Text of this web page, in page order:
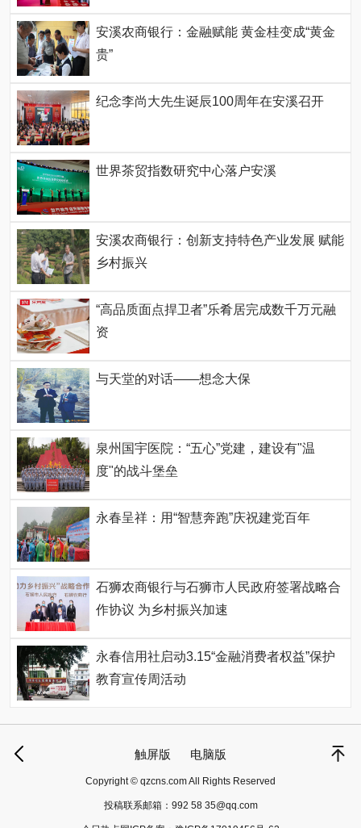
安溪农商银行：金融赋能 黄金桂变成“黄金
贵”
纪念李尚大先生诞辰100周年在安溪召开
世界茶贸指数研究中心落户安溪
安溪农商银行：创新支持特色产业发展 赋能
乡村振兴
“高品质面点捍卫者”乐肴居完成数千万元融
资
与天堂的对话——想念大保
泉州国宇医院：“五心”党建，建设有"温
度"的战斗堡垒
永春呈祥：用“智慧奔跑”庆祝建党百年
石狮农商银行与石狮市人民政府签署战略合
作协议 为乡村振兴加速
永春信用社启动3.15“金融消费者权益”保护
教育宣传周活动
触屏版 电脑版
Copyright © qzcns.com All Rights Reserved
投稿联系邮箱： 992 58 35@qq.com